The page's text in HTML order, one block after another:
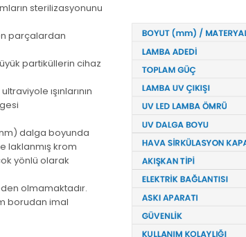
sterilizasyonunu
parçalardan
partiküllerin cihaz
ışınlarının
dalga boyunda
laklanmış krom
yönlü olarak
olmamaktadır.
borudan imal